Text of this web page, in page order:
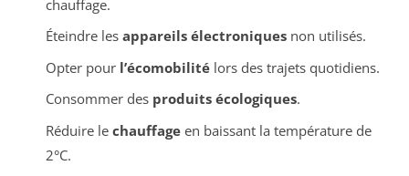
chauffage.
Éteindre les appareils électroniquesnon utilisés.
Opter pour l’écomobilitélors des trajets quotidiens.
Consommer des produits écologiques.
Réduire le chauffageen baissant la température de
2°C.